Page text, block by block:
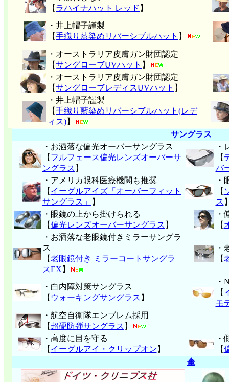
【 ラハイナハット レッド 】
・井上帽子謹製
【手織り藍染めリバーシブルハット 】
・オーストラリア皮膚ガン財団認定
【サングローブUVハット 】
・オーストラリア皮膚ガン財団認定
【サングローブレディスUVハット 】
・井上帽子謹製
【手織り藍染めリバーシブルハット(レデ
ィス)】
サングラス
・お洒落な偏光オーバーサングラス
【 フルフェース偏光レンズオーバーサ
ングラス 】
・
【
バ
・アメリカ眼科医療機関も推奨
【 イーグルアイズ「オーバーフィット
サングラス」
】
・
【
ス
・眼鏡の上から掛けられる
【偏光レンズオーバーサングラス 】
・
【
・お洒落な老眼鏡付きミラーサングラ
ス
【老眼鏡付き ミラーコートサングラ
スEX 】
・
【
・白内障対策サングラス
【 ウォーキングサングラス 】
・
【
モ
・航空自衛隊エンブレム採用
【 超硬防弾サングラス 】
・高度に目を守る
【 イーグルアイ・クリップオン 】
・
【
傘